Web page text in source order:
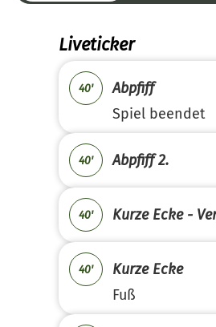
Liveticker
40'
Abpfiff
Spiel beendet
40' Abpfiff 2.
40' Kurze Ecke -
40'
Kurze Ecke
Fuß